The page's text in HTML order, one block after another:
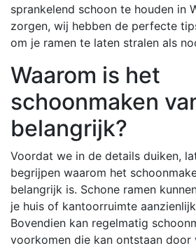
sprankelend schoon te houden in
zorgen, wij hebben de perfecte
om je ramen te laten stralen als
Waarom is het
schoonmaken
belangrijk?
Voordat we in de details duiken,
begrijpen waarom het
belangrijk is. Schone ramen
je huis of kantoorruimte
Bovendien kan regelmatig
voorkomen die kan ontstaan